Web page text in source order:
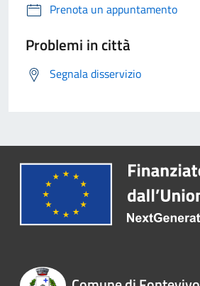
Prenota un appuntamento
Problemi in città
Segnala disservizio